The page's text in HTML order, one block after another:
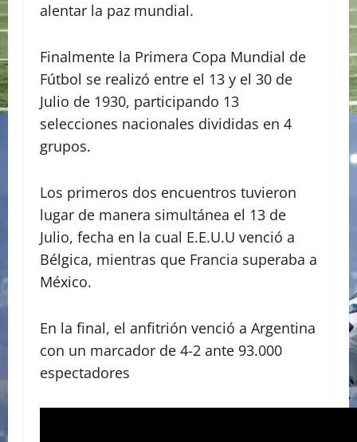
alentar la paz mundial.
Finalmente la Primera Copa Mundial de
Fútbol se realizó entre el 13 y el 30 de
Julio de 1930, participando 13
selecciones nacionales divididas en 4
grupos.
Los primeros dos encuentros tuvieron
lugar de manera simultánea el 13 de
Julio, fecha en la cual E.E.U.U venció a
Bélgica, mientras que Francia superaba a
México.
En la final, el anfitrión venció a Argentina
con un marcador de 4-2 ante 93.000
espectadores